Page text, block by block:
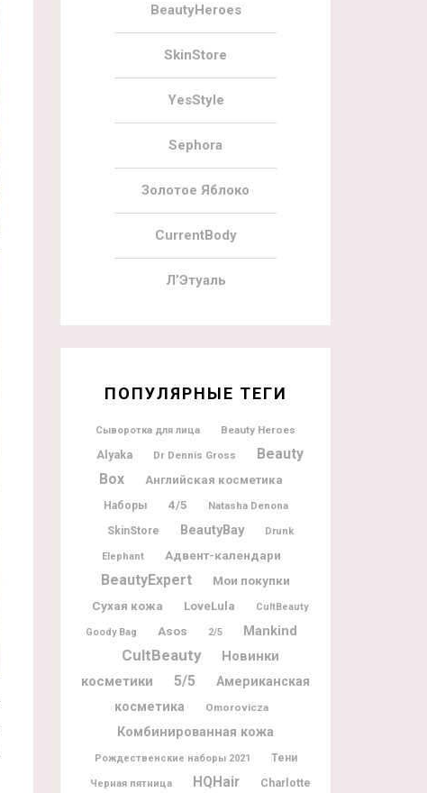
BeautyHeroes
SkinStore
YesStyle
Sephora
Золотое Яблоко
CurrentBody
Л’Этуаль
ПОПУЛЯРНЫЕ ТЕГИ
Сыворотка для лица Beauty Heroes
Alyaka Dr Dennis Gross
Beauty
Box
Английская косметика
Наборы 4/5
Natasha Denona
SkinStore
BeautyBay Drunk
Elephant Адвент-календари
BeautyExpert Мои покупки
Сухая кожа LoveLula CultBeauty
Goody Bag Asos 2/5 Mankind
CultBeauty
Новинки
косметики
5/5
Американская
косметика
Omorovicza
Комбинированная кожа
Рождественские наборы 2021 Тени
Черная пятница HQHair
Charlotte